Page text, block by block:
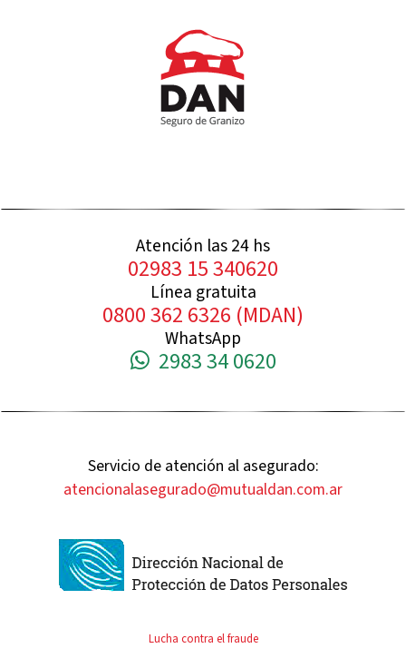
Atención las 24 hs
02983 15 340620
Línea gratuita
0800 362 6326 (MDAN)
WhatsApp
2983 34 0620
Servicio de atención al asegurado:
atencionalasegurado@mutualdan.com.ar
Lucha contra el fraude